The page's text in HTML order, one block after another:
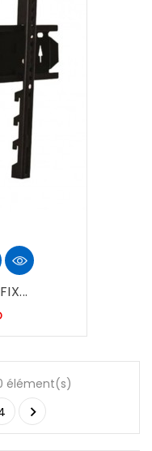
Prix
élément(s)
